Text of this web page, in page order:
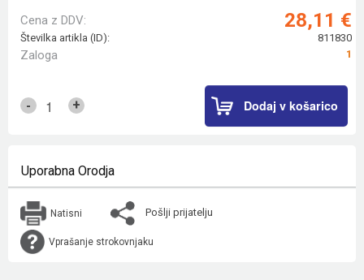
Cena z DDV: 28,11 €
Številka artikla (ID): 811830
Zaloga 1
- + Dodaj v košarico
Uporabna Orodja
Natisni Pošlji prijatelju
Vprašanje strokovnjaku